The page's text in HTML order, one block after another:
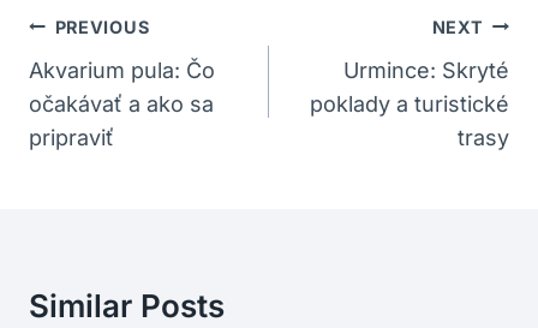
Navigácia
V
Článku
PREVIOUS
Akvarium pula: Čo
očakávať a ako sa
pripraviť
NEXT
Urmince: Skryté
poklady a turistické
trasy
Similar Posts